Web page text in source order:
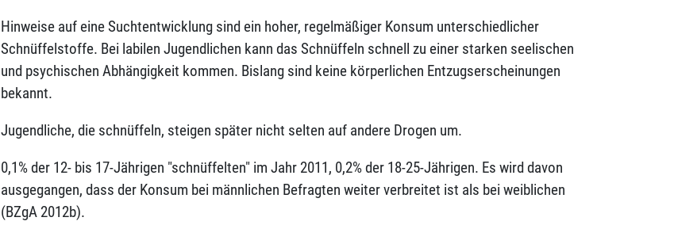
Hinweise auf eine Suchtentwicklung sind ein hoher, regelmäßiger Konsum unterschiedlicher
Schnüffelstoffe. Bei labilen Jugendlichen kann das Schnüffeln schnell zu einer starken seelischen
und psychischen Abhängigkeit kommen. Bislang sind keine körperlichen Entzugserscheinungen
bekannt.
Jugendliche, die schnüffeln, steigen später nicht selten auf andere Drogen um.
0,1% der 12- bis 17-Jährigen "schnüffelten" im Jahr 2011, 0,2% der 18-25-Jährigen. Es wird davon
ausgegangen, dass der Konsum bei männlichen Befragten weiter verbreitet ist als bei weiblichen
(BZgA 2012b).